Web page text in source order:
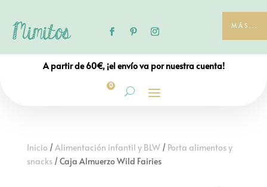
MÁS...
A partir de 60€, ¡el envío va por nuestra cuenta!
0
Inicio /Alimentación infantil y BLW/ Porta alimentos y
snacks/ Caja Almuerzo Wild Fairies